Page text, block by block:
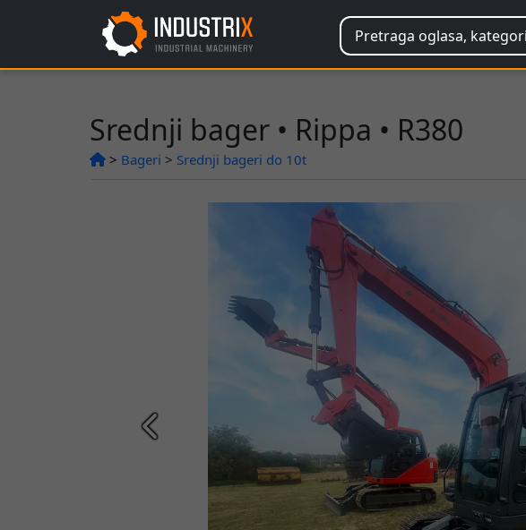
Srednji bager • Rippa • R380
> Bageri > Srednji bageri do 10t
Prethodna